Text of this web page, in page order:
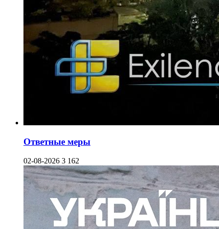
Ответные меры
02-08-2026 3 162